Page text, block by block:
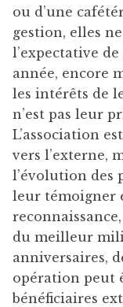
ou d’une
gestion, elles
l’expectative
année, encore
les intérêts de
n’est pas leur
L’association
vers l’externe,
l’évolution des
leur témoigner
du meilleur
anniversaires,
opération peut
bénéficiaires